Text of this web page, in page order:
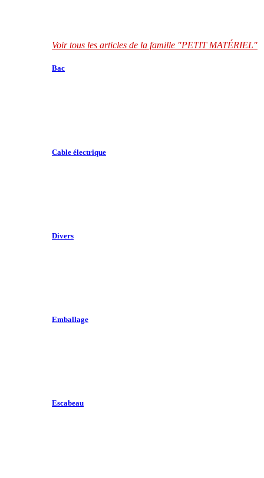
Voir tous les articles de la famille "PETIT MATÉRIEL"
Bac
Cable électrique
Divers
Emballage
Escabeau